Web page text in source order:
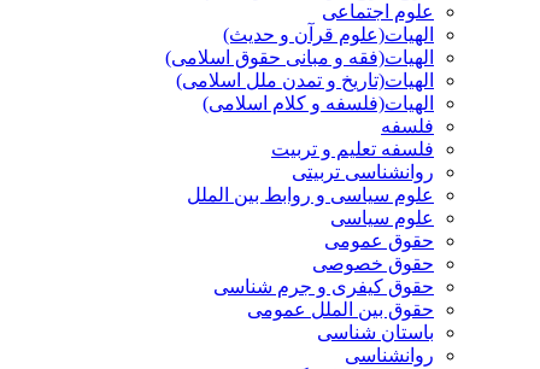
علوم اجتماعی
الهیات(علوم قرآن و حدیث)
الهیات(فقه و مبانی حقوق اسلامی)
الهیات(تاریخ و تمدن ملل اسلامی)
الهیات(فلسفه و کلام اسلامی)
فلسفه
فلسفه تعلیم و تربیت
روانشناسی تربیتی
علوم سیاسی و روابط بین الملل
علوم سیاسی
حقوق عمومی
حقوق خصوصی
حقوق کیفری و جرم شناسی
حقوق بین الملل عمومی
باستان شناسی
روانشناسی